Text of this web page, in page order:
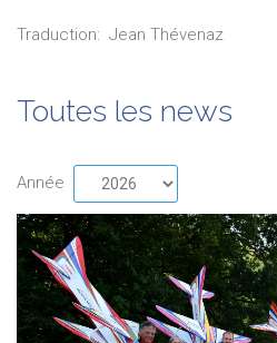
Traduction: Jean Thévenaz
Toutes les news
Année